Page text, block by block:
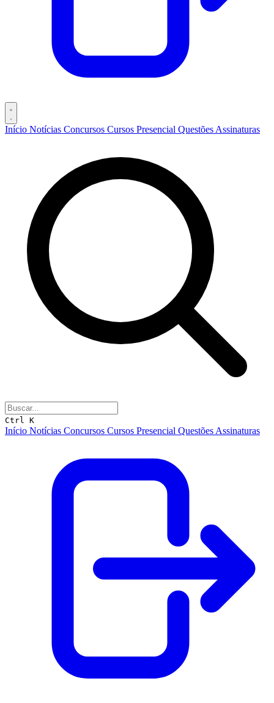
Início Notícias Concursos Cursos Presencial Questões Assinaturas
Ctrl K
Início Notícias Concursos Cursos Presencial Questões Assinaturas